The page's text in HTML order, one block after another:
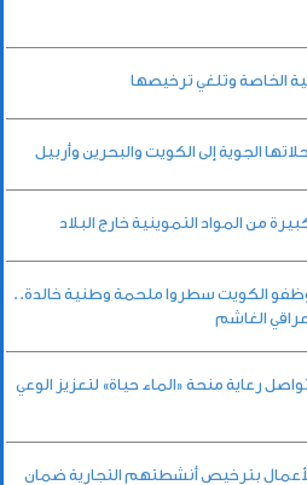
الخاصة وتلغي ترخيصها
الجوية إلى الكويت والبحرين وأربيل
من المواد التموينية خارج البلاد
الكويت سطروا ملحمة وطنية خالدة..
الغاشم
رعاية منحة «الماء حياة» لتعزيز الوعي
بترخيص أنشطتهم التجارية ضمان